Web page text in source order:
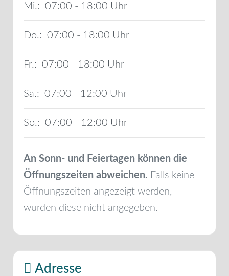
Mi.: 07:00 - 18:00
Do.: 07:00 - 18:00
Fr.: 07:00 - 18:00
Sa.: 07:00 - 12:00
So.: 07:00 - 12:00
An Sonn- und Feiertagen können die
Öffnungszeiten abweichen. Falls keine
Öffnungszeiten angezeigt werden,
wurden diese nicht angegeben.
Adresse